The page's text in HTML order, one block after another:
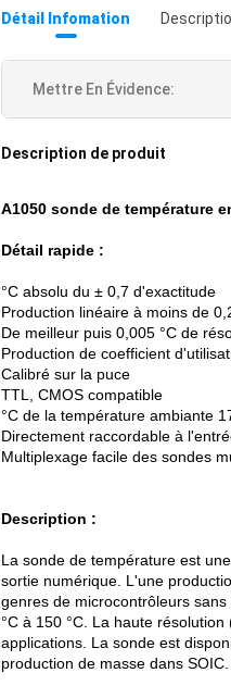
Détail Infomation
Mettre En Évidence:
Description de produit
A1050 sonde de température
Détail rapide :
°C absolu du ± 0,7 d'exactitude
Production linéaire à moins de
De meilleur puis 0,005 °C de
Production de coefficient
Calibré sur la puce
TTL, CMOS compatible
°C de la température ambiante
Directement raccordable à
Multiplexage facile des sondes
Description :
La sonde de température est
sortie numérique. L'une
genres de microcontrôleurs
°C à 150 °C. La haute résolution
applications. La sonde est
production de masse dans